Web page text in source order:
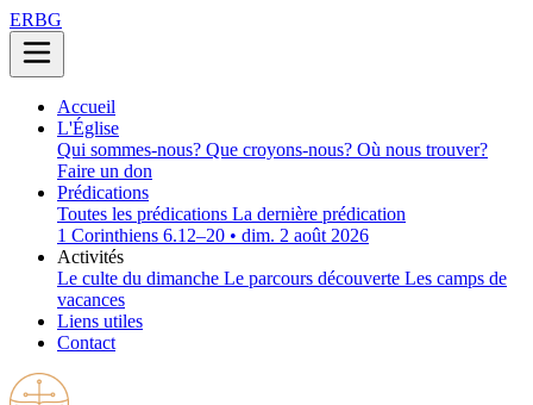
ERBG
Accueil
L'Église
Qui sommes-nous? Que croyons-nous? Où nous trouver?
Faire un don
Prédications
Toutes les prédications La dernière prédication
1 Corinthiens 6.12–20 • dim. 2 août 2026
Activités
Le culte du dimanche Le parcours découverte Les camps de
vacances
Liens utiles
Contact